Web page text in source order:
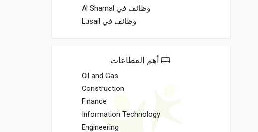
وظائف في Al Shamal
وظائف في Lusail
أهم القطاعات
Oil and Gas
Construction
Finance
Information Technology
Engineering